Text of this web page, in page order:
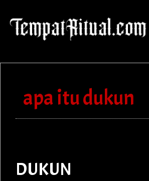
apa itu dukun
DUKUN